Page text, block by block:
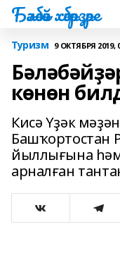
Бәләбәй хәбәрҙәре
Туризм 9 ОКТЯБРЯ 2019,
көнөн
Кисә Үҙәк
Башҡортостан
йыллығына
арналған